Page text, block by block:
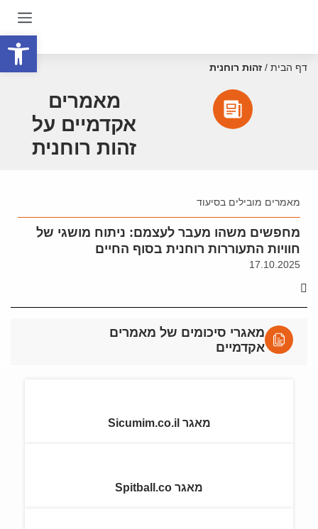
דף הבית / זהות רוחנית
מאמרים
אקדמיים על
זהות רוחנית
מאמרים מובילים בסיעוד
מחפשים משהו מעבר לעצמם: ניתוח מושגי של
חוויות התעוררות רוחנית בסוף החיים
17.10.2025
מאגרי סיכומים של מאמרים
אקדמיים
מאגר Sicumim.co.il
מאגר Spitball.co
פתח